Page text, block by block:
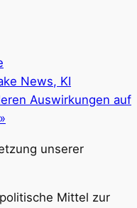
News, KI
Auswirkungen auf
»
unserer
Mittel zur